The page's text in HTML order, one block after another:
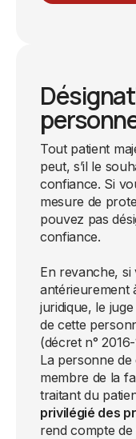
Tout patient
peut, s’il le
confiance. Si
mesure de
pouvez pas
confiance.
En revanche, si
antérieurement
juridique, le
de cette
(décret n°
La personne
membre de la
traitant du
privilégié des
rend compte